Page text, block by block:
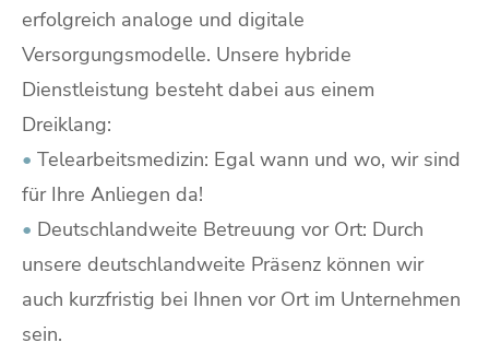
erfolgreich analoge und digitale
Versorgungsmodelle. Unsere hybride
Dienstleistung besteht dabei aus einem
Dreiklang:
• Telearbeitsmedizin: Egal wann und wo, wir sind
für Ihre Anliegen da!
• Deutschlandweite Betreuung vor Ort: Durch
unsere deutschlandweite Präsenz können wir
auch kurzfristig bei Ihnen vor Ort im Unternehmen
sein.